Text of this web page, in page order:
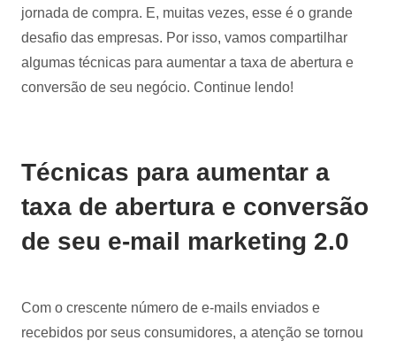
jornada de compra. E, muitas vezes, esse é o grande
desafio das empresas. Por isso, vamos compartilhar
algumas técnicas para aumentar a taxa de abertura e
conversão de seu negócio. Continue lendo!
Técnicas para aumentar a
taxa de abertura e conversão
de seu e-mail marketing 2.0
Com o crescente número de e-mails enviados e
recebidos por seus consumidores, a atenção se tornou